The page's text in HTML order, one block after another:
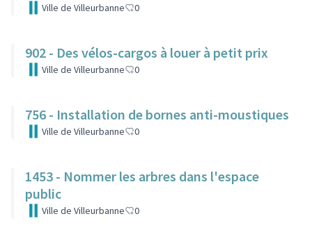
Ville de Villeurbanne 0
902 - Des vélos-cargos à louer à petit prix
Ville de Villeurbanne 0
756 - Installation de bornes anti-moustiques
Ville de Villeurbanne 0
1453 - Nommer les arbres dans l'espace
public
Ville de Villeurbanne 0